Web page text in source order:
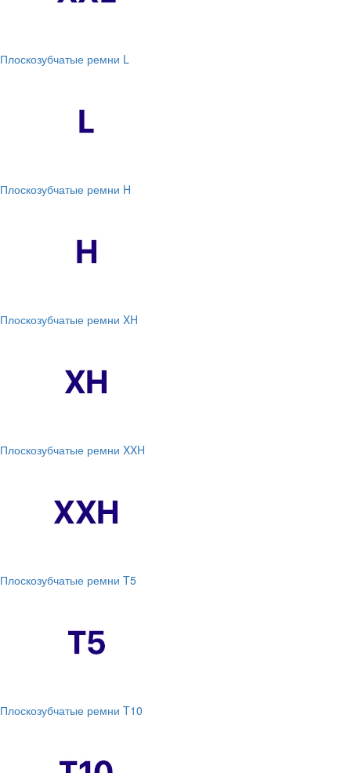
Плоскозубчатые ремни L
Плоскозубчатые ремни H
Плоскозубчатые ремни XH
Плоскозубчатые ремни XXH
Плоскозубчатые ремни T5
Плоскозубчатые ремни T10